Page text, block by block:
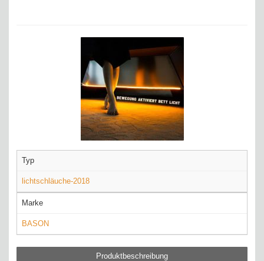
Typ
lichtschläuche-2018
Marke
BASON
Produktbeschreibung